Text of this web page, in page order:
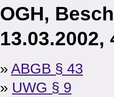
OGH,
13.03.2002,
» ABGB § 43
» UWG § 9